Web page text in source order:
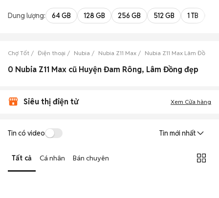
Dung lượng: 64 GB 128 GB 256 GB 512 GB 1 TB
Chợ Tốt Điện thoại Nubia Nubia Z11 Max Nubia Z11 Max Lâm Đồng
0 Nubia Z11 Max cũ Huyện Đam Rông, Lâm Đồng đẹp
Siêu thị điện tử Xem Cửa hàng
Tin có video Tin mới nhất
Tất cả Cá nhân Bán chuyên